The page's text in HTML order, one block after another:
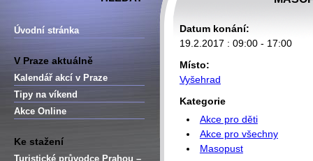
Úvodní stránka
V Praze aktuálně
Kalendář akcí v Praze
Tipy na víkend
Akce Online
Ke stažení
Turistické průvodce Prahou –
Datum konání:
19.2.2017 : 09:00 - 17:00
Místo:
Vyšehrad
Kategorie
Akce pro děti
Akce pro všechny
Masopust